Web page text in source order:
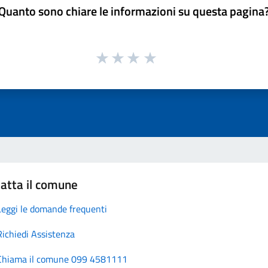
sono chiare le informazioni su questa
il comune
le domande frequenti
Assistenza
il comune 099 4581111